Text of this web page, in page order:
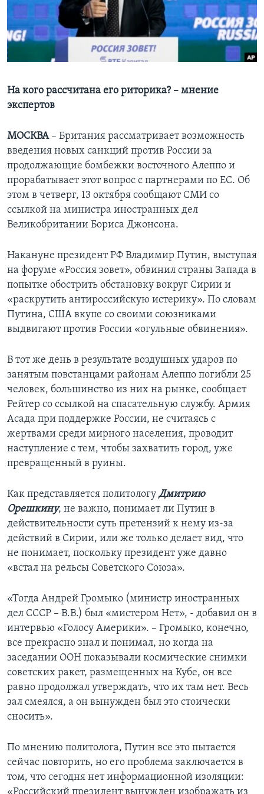
Learning English
Языки
На кого рассчитана его риторика? – мнение
экспертов
МОСКВА – Британия рассматривает возможность
введения новых санкций против России за
продолжающие бомбежки восточного Алеппо и
прорабатывает этот вопрос с партнерами по ЕС. Об
этом в четверг, 13 октября сообщают СМИ со
ссылкой на министра иностранных дел
Великобритании Бориса Джонсона.
Накануне президент РФ Владимир Путин, выступая
на форуме «Россия зовет», обвинил страны Запада в
попытке обострить обстановку вокруг Сирии и
«раскрутить антироссийскую истерику». По словам
Путина, США вкупе со своими союзниками
выдвигают против России «огульные обвинения».
В тот же день в результате воздушных ударов по
занятым повстанцами районам Алеппо погибли 25
человек, большинство из них на рынке, сообщает
Рейтер со ссылкой на спасательную службу. Армия
Асада при поддержке России, не считаясь с
жертвами среди мирного населения, проводит
наступление с тем, чтобы захватить город, уже
превращенный в руины.
Как представляется политологу Дмитрию
Орешкину, не важно, понимает ли Путин в
действительности суть претензий к нему из-за
действий в Сирии, или же только делает вид, что
не понимает, поскольку президент уже давно
«встал на рельсы Советского Союза».
«Тогда Андрей Громыко (министр иностранных
дел СССР – В.В.) был «мистером Нет», - добавил он в
интервью «Голосу Америки». – Громыко, конечно,
все прекрасно знал и понимал, но когда на
заседании ООН показывали космические снимки
советских ракет, размещенных на Кубе, он все
равно продолжал утверждать, что их там нет. Весь
зал смеялся, а он вынужден был это стоически
сносить».
По мнению политолога, Путин все это пытается
сейчас повторить, но его проблема заключается в
том, что сегодня нет информационной изоляции: